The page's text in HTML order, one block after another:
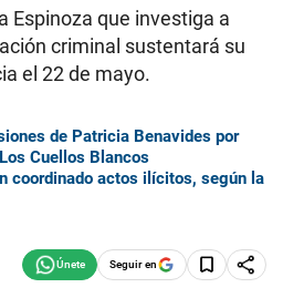
Espinoza que investiga a
criminal sustentará su
el 22 de mayo.
de Patricia Benavides por
Cuellos Blancos
coordinado actos ilícitos, según la
Seguir en